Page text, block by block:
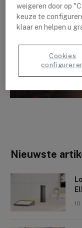
Nieuwste
weigeren door op
keuze te
klaar en helpen u
Cookies